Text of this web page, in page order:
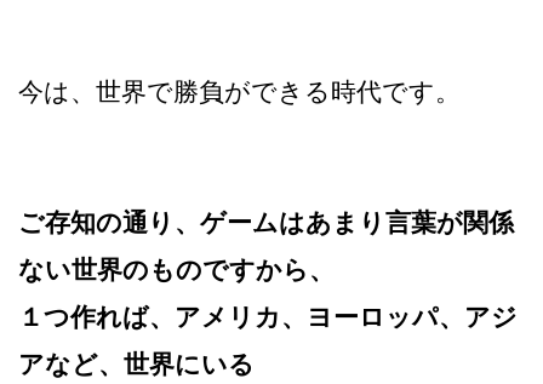
今は、世界で勝負ができる時代です。
ご存知の通り、ゲームはあまり言葉が関係
ない世界のものですから、
１つ作れば、アメリカ、ヨーロッパ、アジ
アなど、世界にいる